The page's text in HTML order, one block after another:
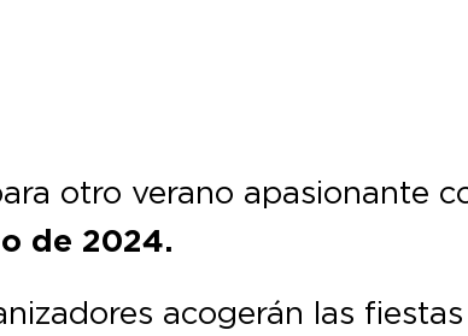
otro verano apasionante
de 2024.
acogerán las